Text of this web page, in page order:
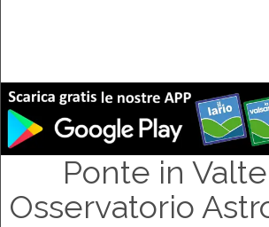
Ponte in
Osservatorio